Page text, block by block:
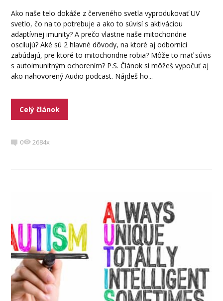
Ako naše telo dokáže z červeného svetla vyprodukovať UV
svetlo, čo na to potrebuje a ako to súvisí s aktiváciou
adaptívnej imunity? A prečo vlastne naše mitochondrie
oscilujú? Aké sú 2 hlavné dôvody, na ktoré aj odborníci
zabúdajú, pre ktoré to mitochondrie robia? Môže to mať súvis
s autoimunitným ochorením? P.S. Článok si môžeš vypočuť aj
ako nahovorený Audio podcast. Nájdeš ho...
Celý článok
0 2684x